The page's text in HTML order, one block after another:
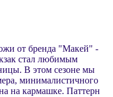
от бренда "Макей" -
стал любимым
В этом сезоне мы
минималистичного
на кармашке. Паттерн